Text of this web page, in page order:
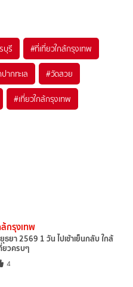
บุรี #ที่เที่ยวใกล้กรุงเทพ
ากทะเล #วัดสวย
#เที่ยวใกล้กรุงเทพ
ล้กรุงเทพ
ธยา 2569 1 วัน ไปเช้าเย็นกลับ ใกล้
ยวครบๆ
4